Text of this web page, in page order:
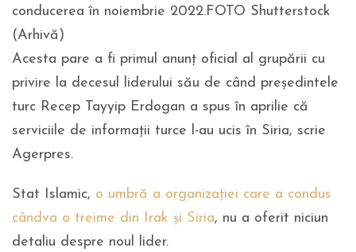
conducerea în noiembrie 2022.FOTO Shutterstock
(Arhivă)
Acesta pare a fi primul anunţ oficial al grupării cu
privire la decesul liderului său de când preşedintele
turc Recep Tayyip Erdogan a spus în aprilie că
serviciile de informaţii turce l-au ucis în Siria, scrie
Agerpres.
Stat Islamic, o umbră a organizaţiei care a condus
cândva o treime din Irak şi Siria, nu a oferit niciun
detaliu despre noul lider.